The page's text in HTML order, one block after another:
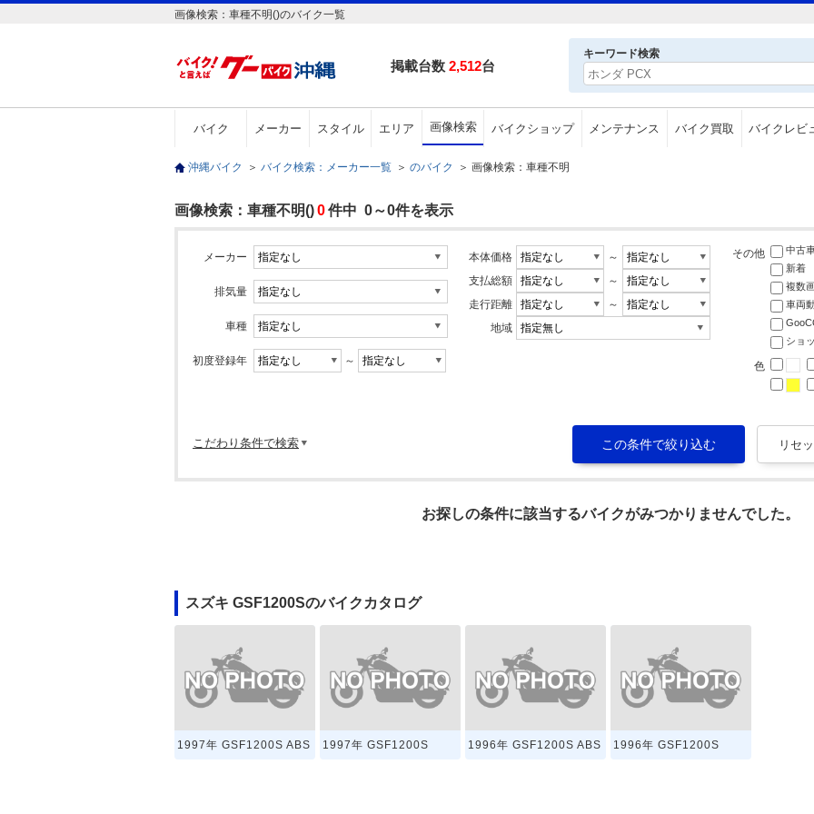
画像検索：車種不明()のバイク一覧
掲載台数 2,512台
キーワード検索
バイク メーカー スタイル エリア 画像検索 バイクショップ メンテナンス バイク買取 バイクレビ
沖縄バイク ＞ バイク検索：メーカー一覧 ＞ のバイク ＞ 画像検索：車種不明
画像検索：車種不明()0件中 0～0件を表示
メーカー
排気量
車種
初度登録年 ～
本体価格
～
支払総額
～
走行距離
～
地域
その他 中古
新着
複数
車両
ショ
色
こだわり条件で検索
お探しの条件に該当するバイクがみつかりませんでした。
スズキ GSF1200Sのバイクカタログ
1997年 GSF1200S ABS 1997年 GSF1200S 1996年 GSF1200S ABS 1996年 GSF1200S